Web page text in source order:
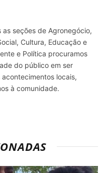
as seções de Agronegócio,
Cultura, Educação e
e Política procuramos
do público em ser
locais,
à comunidade.